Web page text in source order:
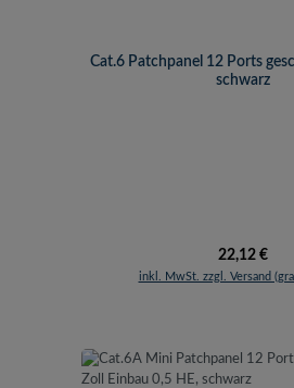
Cat.6 Patchpanel 12 Ports
schwarz
Regulärer
22,12 €
inkl. MwSt. zzgl. Versand